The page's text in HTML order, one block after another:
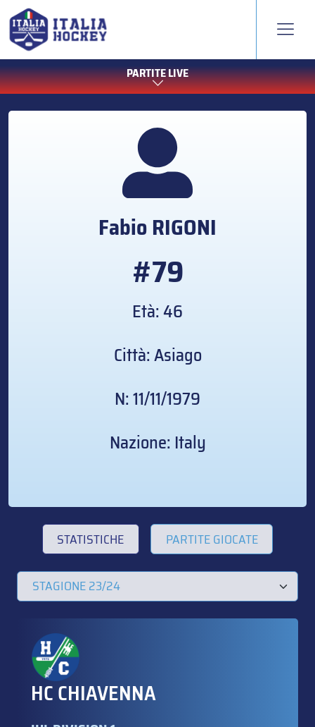
PARTITE LIVE
FabioRIGONI
#79
Età: 46
Città: Asiago
N: 11/11/1979
Nazione: Italy
STATISTICHE PARTITE GIOCATE
HC CHIAVENNA